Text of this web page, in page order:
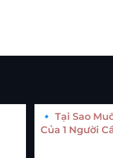
🔹 Tại Sao
Của 1 Người